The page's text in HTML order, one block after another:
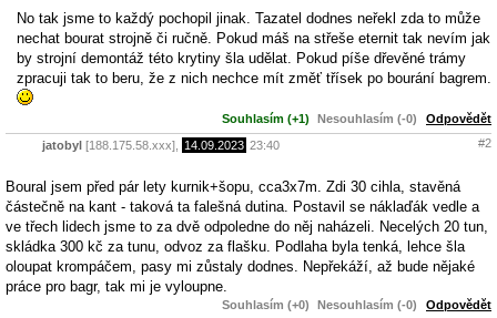
No tak jsme to každý pochopil jinak. Tazatel dodnes neřekl zda to může
nechat bourat strojně či ručně. Pokud máš na střeše eternit tak nevím jak
by strojní demontáž této krytiny šla udělat. Pokud píše dřevěné trámy
zpracuji tak to beru, že z nich nechce mít změť třísek po bourání bagrem.
Souhlasím (+1) Nesouhlasím (-0) Odpovědět
jatobyl [188.175.58.xxx], 14.09.2023 23:40 #2
Boural jsem před pár lety kurnik+šopu, cca3x7m. Zdi 30 cihla, stavěná
částečně na kant - taková ta falešná dutina. Postavil se náklaďák vedle a
ve třech lidech jsme to za dvě odpoledne do něj naházeli. Necelých 20 tun,
skládka 300 kč za tunu, odvoz za flašku. Podlaha byla tenká, lehce šla
oloupat krompáčem, pasy mi zůstaly dodnes. Nepřekáží, až bude nějaké
práce pro bagr, tak mi je vyloupne.
Souhlasím (+0) Nesouhlasím (-0) Odpovědět